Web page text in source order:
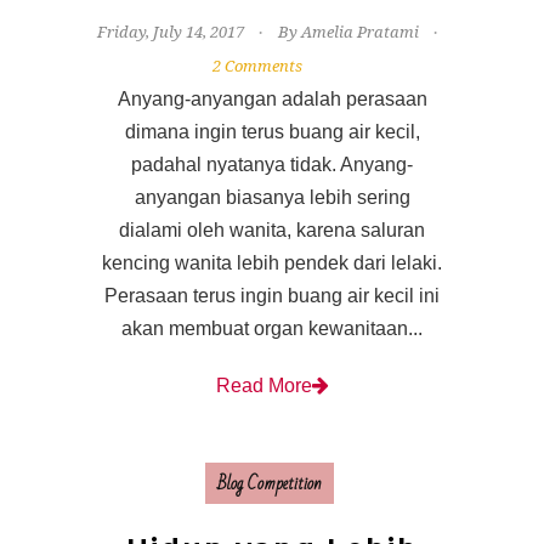
Friday, July 14, 2017
By Amelia Pratami
2 Comments
Anyang-anyangan adalah perasaan
dimana ingin terus buang air kecil,
padahal nyatanya tidak. Anyang-
anyangan biasanya lebih sering
dialami oleh wanita, karena saluran
kencing wanita lebih pendek dari lelaki.
Perasaan terus ingin buang air kecil ini
akan membuat organ kewanitaan...
Read More
Blog Competition